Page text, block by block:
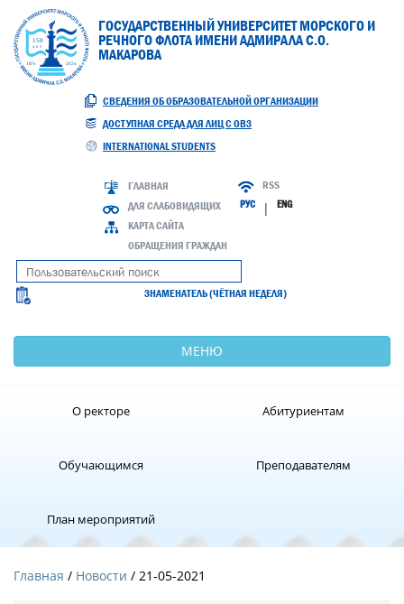
ГОСУДАРСТВЕННЫЙ УНИВЕРСИТЕТ МОРСКОГО И
РЕЧНОГО ФЛОТА ИМЕНИ АДМИРАЛА С.О.
МАКАРОВА
СВЕДЕНИЯ ОБ ОБРАЗОВАТЕЛЬНОЙ ОРГАНИЗАЦИИ
ДОСТУПНАЯ СРЕДА ДЛЯ ЛИЦ С ОВЗ
INTERNATIONAL STUDENTS
ГЛАВНАЯ
ДЛЯ СЛАБОВИДЯЩИХ
КАРТА САЙТА
ОБРАЩЕНИЯ ГРАЖДАН
RSS
РУС | ENG
ЗНАМЕНАТЕЛЬ (ЧЁТНАЯ НЕДЕЛЯ)
МЕНЮ
О ректоре Абитуриентам
Обучающимся Преподавателям
План мероприятий
Главная Новости / 21-05-2021